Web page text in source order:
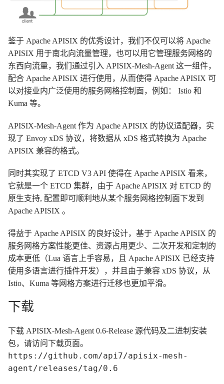
鉴于 Apache APISIX 的优秀设计，我们不仅可以将 Apache
APISIX 用于南北向流量管理，也可以用它管理服务网格的
东西向流量，我们通过引入 APISIX-Mesh-Agent 这一组件，
配合 Apache APISIX 进行使用，从而使得 Apache APISIX 可
以对接业内广泛使用的服务网格控制面，例如： Istio 和
Kuma 等。
APISIX-Mesh-Agent 作为 Apache APISIX 的协议适配器，实
现了 Envoy xDS 协议，将数据从 xDS 格式转换为 Apache
APISIX 兼容的格式。
同时其实现了 ETCD V3 API 使得在 Apache APISIX 看来，
它就是一个 ETCD 集群，由于 Apache APISIX 对 ETCD 的
原生支持, 配置即可顺利地从某个服务网格控制面下发到
Apache APISIX 。
得益于 Apache APISIX 的良好设计，基于 Apache APISIX 的
服务网格方案性能更佳、资源占用更少、二次开发和定制的
成本更低（Lua 语言上手容易，且 Apache APISIX 已经支持
使用多语言进行插件开发），并且由于兼容 xDS 协议，从
Istio、Kuma 等网格方案进行迁移也更加平滑。
下载
下载 APISIX-Mesh-Agent 0.6-Release 源代码及二进制安装
包，请访问下载页面。
https://github.com/api7/apisix-mesh-
agent/releases/tag/0.6